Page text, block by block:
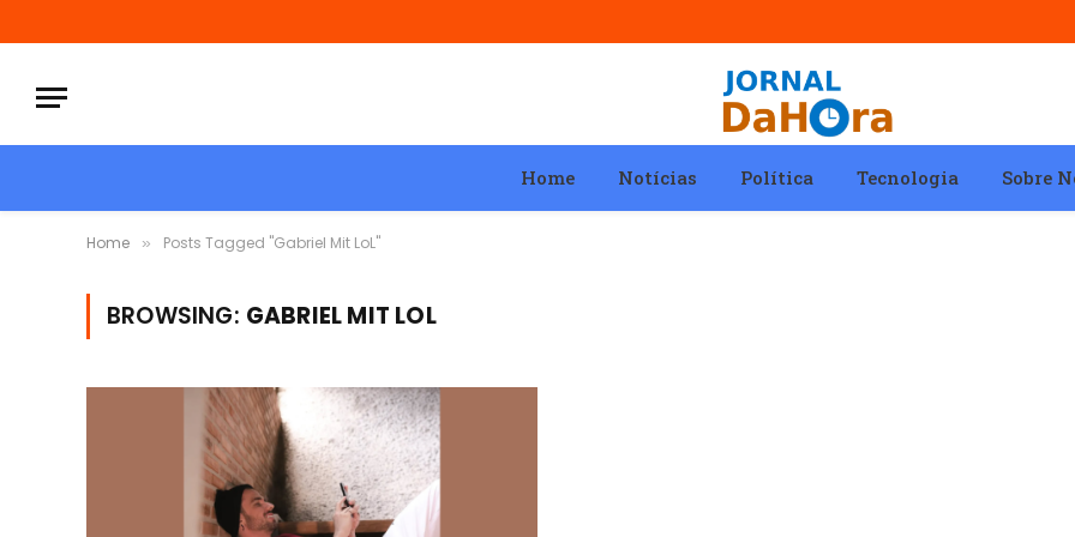
Home Notícias Política Tecnologia Sobre
Home » Posts Tagged "Gabriel Mit LoL"
BROWSING: GABRIEL MIT LOL